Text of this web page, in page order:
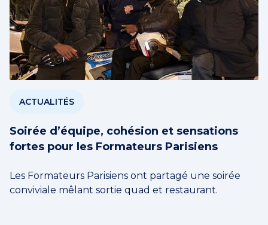
ACTUALITÉS
Soirée d’équipe, cohésion et sensations
fortes pour les Formateurs Parisiens
Les Formateurs Parisiens ont partagé une soirée
conviviale mêlant sortie quad et restaurant.